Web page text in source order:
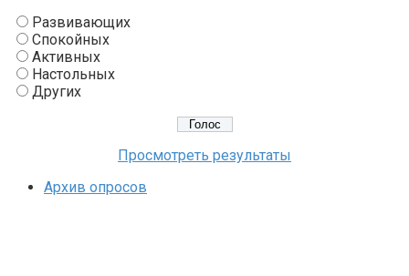
Развивающих
Спокойных
Активных
Настольных
Других
Просмотреть результаты
Архив опросов